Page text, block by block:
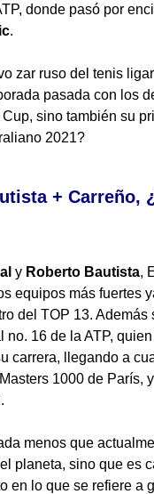
donde pasó por
.
zar ruso del tenis
pasada con los
sino también su
2021?
+ Carreño,
y Roberto Bautista,
equipos más fuertes
del TOP 13. Además
no. 16 de la ATP,
carrera, llegando a
1000 de París,
menos que
planeta, sino que es
en lo que se refiere a